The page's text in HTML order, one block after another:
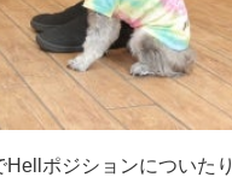
Hellポジションについたり